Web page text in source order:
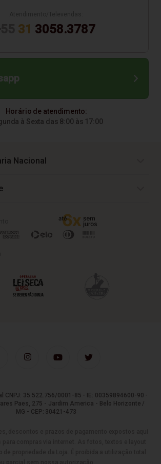
31 3058.3787
Horário de atendimento:
à Sexta das 8:00 às 17:00
Nacional
CNPJ: 35.522.756/0001-85 - IE: 00359894600-90 -
Paes, 275 - Jardim America - Belo Horizonte /
MG - CEP: 30421-473